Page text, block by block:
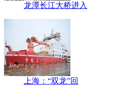
龙潭长江大桥进入
上海：“双龙”回